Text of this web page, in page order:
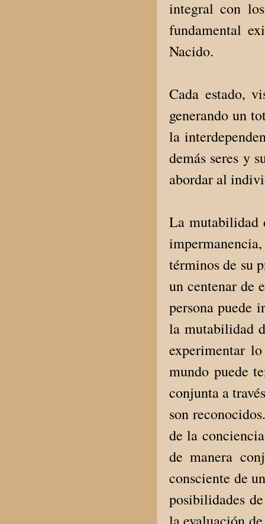
integral con
fundamental
Nacido.
Cada estado,
generando un
la
demás seres y
abordar al
La mutabilidad
términos de su
un centenar de
persona puede
la mutabilidad
experimentar
mundo puede
conjunta a
son
de la
de manera
consciente de
posibilidades